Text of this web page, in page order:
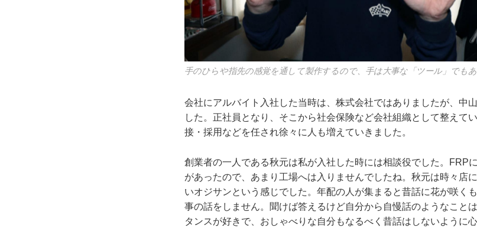
手のひらや指先の感覚を通して製作するので、手は大事な「ツール」でも
会社にアルバイト入社した当時は、株式会社ではありましたが、中
した。正社員となり、そこから社会保険など会社組織として整えて
接・採用などを任され徐々に人も増えていきました。
創業者の一人である秋元は私が入社した時には相談役でした。FRP
があったので、あまり工場へは入りませんでしたね。秋元は時々店
いオジサンという感じでした。年配の人が集まると昔話に花が咲く
事の話をしません。聞けば答えるけど自分から自慢話のようなこと
タンスが好きで、おしゃべりな自分もなるべく昔話はしないように心